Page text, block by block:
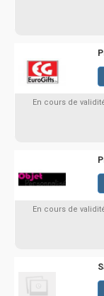
En cours de
En cours de